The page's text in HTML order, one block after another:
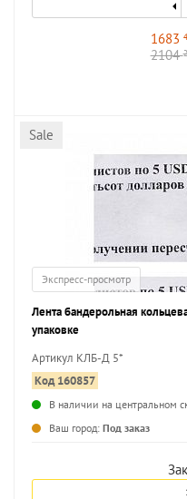
1683
2104
Sale
Экспресс-просмотр
Лента бандерольная
упаковке
Артикул КЛБ-Д 5*
Код 160857
В наличии на центральном
Ваш город: Под заказ